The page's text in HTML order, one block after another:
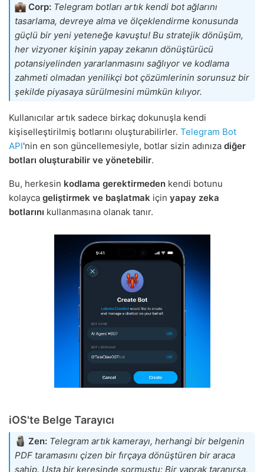
Corp: Telegram botları artık kendi bot ağlarını
tasarlama, devreye alma ve ölçeklendirme konusunda
güçlü bir yeni yeteneğe kavuştu! Bu stratejik dönüşüm,
her vizyoner kişinin yapay zekanın dönüştürücü
potansiyelinden yararlanmasını sağlıyor ve kodlama
zahmeti olmadan yenilikçi bot çözümlerinin sorunsuz bir
şekilde piyasaya sürülmesini mümkün kılıyor.
Kullanıcılar artık sadece birkaç dokunuşla kendi
kişiselleştirilmiş botlarını oluşturabilirler. Telegram Bot
API'nin en son güncellemesiyle, botlar sizin adınıza diğer
botları oluşturabilir ve yönetebilir.
Bu, herkesin kodlama gerektirmeden kendi botunu
kolayca geliştirmek ve başlatmak için yapay zeka
botlarını kullanmasına olanak tanır.
iOS'te Belge Tarayıcı
Zen: Telegram artık kamerayı, herhangi bir belgenin
PDF taramasını çizen bir fırçaya dönüştüren bir araca
sahip. Usta bir keresinde sormuştu: Bir yaprak taranırsa,